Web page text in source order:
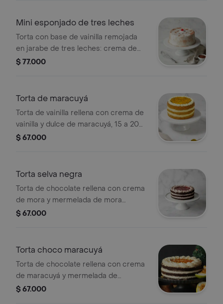
Mini esponjado de tres leches
Torta con base de vainilla remojada
en jarabe de tres leches: crema de
leche, leche condensada, leche
$ 77.000
Torta de maracuyá
Torta de vainilla rellena con crema de
vainilla y dulce de maracuyá, 15 a 20
porciones.
$ 67.000
Torta selva negra
Torta de chocolate rellena con crema
de mora y mermelada de mora
encima, 15 a 20 porciones.
$ 67.000
Torta choco maracuyá
Torta de chocolate rellena con crema
de maracuyá y mermelada de
maracuyá encima, 15 a 20 porciones.
$ 67.000